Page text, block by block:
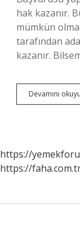
hak kazanır.
mümkün
tarafından
kazanır.
Devamını
https://
https://